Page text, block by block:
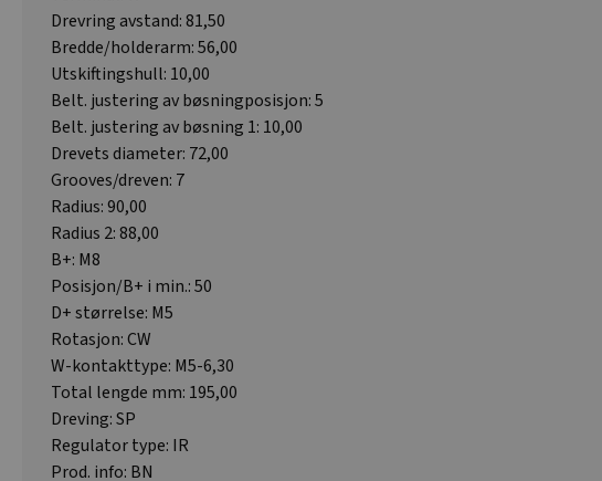
Drevring avstand: 81,50
Bredde/holderarm: 56,00
Utskiftingshull: 10,00
Belt. justering av bøsningposisjon: 5
Belt. justering av bøsning 1: 10,00
Drevets diameter: 72,00
Grooves/dreven: 7
Radius: 90,00
Radius 2: 88,00
B+: M8
Posisjon/B+ i min.: 50
D+ størrelse: M5
Rotasjon: CW
W-kontakttype: M5-6,30
Total lengde mm: 195,00
Dreving: SP
Regulator type: IR
Prod. info: BN